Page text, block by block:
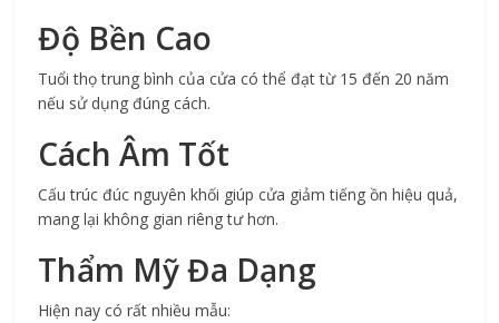
Độ Bền Cao
Tuổi thọ trung bình của cửa có thể đạt từ 15 đến 20 năm
nếu sử dụng đúng cách.
Cách Âm Tốt
Cấu trúc đúc nguyên khối giúp cửa giảm tiếng ồn hiệu quả,
mang lại không gian riêng tư hơn.
Thẩm Mỹ Đa Dạng
Hiện nay có rất nhiều mẫu: